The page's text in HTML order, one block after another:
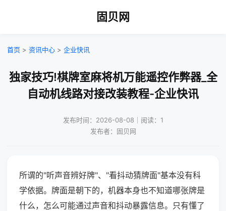
固贝网
首页 > 资讯中心 > 企业快讯
独家技巧!棋牌室麻将机万能遥控作弊器_全
自动机线路对接改装教程-企业快讯
发布时间：2026-08-08｜阅读：1
发布者：固贝网
所谓的"听声音辨好牌"、"看抖动猜牌面"基本没有科
学依据。牌面是朝下的，机器本身也不知道哪张牌是
什么，怎么可能通过声音和抖动暴露信息。只有懂了